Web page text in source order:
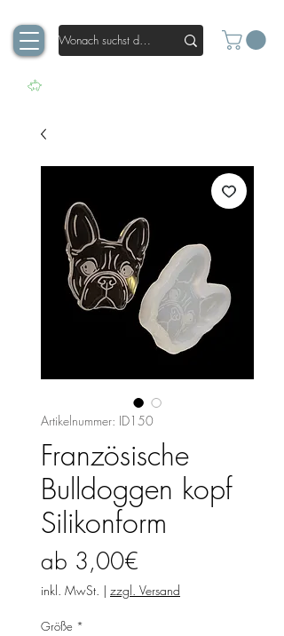
Artikelnummer: ID150
Französische
Bulldoggen kopf
Silikonform
ab 3,00€
Preis
inkl. MwSt. | zzgl. Versand
Größe *